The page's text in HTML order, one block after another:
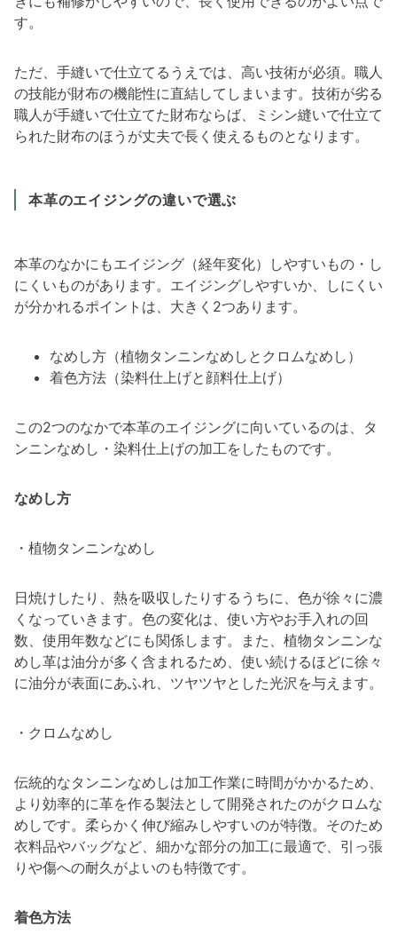
す。
ただ、手縫いで仕立てるうえでは、高い技術が必須。職人
の技能が財布の機能性に直結してしまいます。技術が劣る
職人が手縫いで仕立てた財布ならば、ミシン縫いで仕立て
られた財布のほうが丈夫で長く使えるものとなります。
本革のエイジングの違いで選ぶ
本革のなかにもエイジング（経年変化）しやすいもの・し
にくいものがあります。エイジングしやすいか、しにくい
が分かれるポイントは、大きく2つあります。
なめし方（植物タンニンなめしとクロムなめし）
着色方法（染料仕上げと顔料仕上げ）
この2つのなかで本革のエイジングに向いているのは、タ
ンニンなめし・染料仕上げの加工をしたものです。
なめし方
・植物タンニンなめし
日焼けしたり、熱を吸収したりするうちに、色が徐々に濃
くなっていきます。色の変化は、使い方やお手入れの回
数、使用年数などにも関係します。また、植物タンニンな
めし革は油分が多く含まれるため、使い続けるほどに徐々
に油分が表面にあふれ、ツヤツヤとした光沢を与えます。
・クロムなめし
伝統的なタンニンなめしは加工作業に時間がかかるため、
より効率的に革を作る製法として開発されたのがクロムな
めしです。柔らかく伸び縮みしやすいのが特徴。そのため
衣料品やバッグなど、細かな部分の加工に最適で、引っ張
りや傷への耐久がよいのも特徴です。
着色方法